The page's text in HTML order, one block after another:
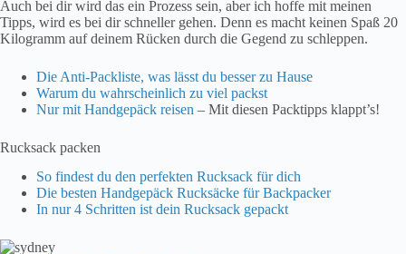
Auch bei dir wird das ein Prozess sein, aber ich hoffe mit meinen
Tipps, wird es bei dir schneller gehen. Denn es macht keinen Spaß 20
Kilogramm auf deinem Rücken durch die Gegend zu schleppen.
Die Anti-Packliste, was lässt du besser zu Hause
Warum du wahrscheinlich zu viel packst
Nur mit Handgepäck reisen – Mit diesen Packtipps klappt’s!
Rucksack packen
So findest du den perfekten Rucksack für dich
Die besten Handgepäck Rucksäcke für Backpacker
In nur 4 Schritten ist dein Rucksack gepackt